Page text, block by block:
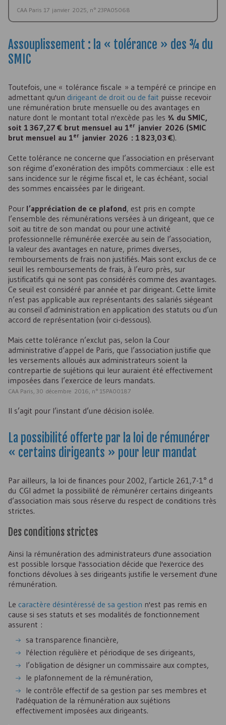
CAA Paris 17 janvier 2025, n° 23PA05068
Assouplissement : la « tolérance » des ¾ du
SMIC
Toutefois, une « tolérance fiscale » a tempéré ce principe en
admettant qu'un dirigeant de droit ou de fait puisse recevoir
une rémunération brute mensuelle ou des avantages en
nature dont le montant total n'excède pas les ¾ du SMIC,
soit 1 367,27 € brut mensuel au 1er janvier 2026 (SMIC
brut mensuel au 1er janvier 2026 : 1 823,03 €).
Cette tolérance ne concerne que l’association en préservant
son régime d’exonération des impôts commerciaux : elle est
sans incidence sur le régime fiscal et, le cas échéant, social
des sommes encaissées par le dirigeant.
Pour l’appréciation de ce plafond, est pris en compte
l’ensemble des rémunérations versées à un dirigeant, que ce
soit au titre de son mandat ou pour une activité
professionnelle rémunérée exercée au sein de l’association,
la valeur des avantages en nature, primes diverses,
remboursements de frais non justifiés. Mais sont exclus de ce
seuil les remboursements de frais, à l’euro près, sur
justificatifs qui ne sont pas considérés comme des avantages.
Ce seuil est considéré par année et par dirigeant. Cette limite
n’est pas applicable aux représentants des salariés siégeant
au conseil d’administration en application des statuts ou d’un
accord de représentation (voir ci-dessous).
Mais cette tolérance n’exclut pas, selon la Cour
administrative d’appel de Paris, que l’association justifie que
les versements alloués aux administrateurs soient la
contrepartie de sujétions qui leur auraient été effectivement
imposées dans l’exercice de leurs mandats.
CAA Paris, 30 décembre 2016, n° 15PA00187
Il s’agit pour l’instant d’une décision isolée.
La possibilité offerte par la loi de rémunérer
« certains dirigeants » pour leur mandat
Par ailleurs, la loi de finances pour 2002, l’article 261,7-1° d
du CGI admet la possibilité de rémunérer certains dirigeants
d’association mais sous réserve du respect de conditions très
strictes.
Des conditions strictes
Ainsi la rémunération des administrateurs d'une association
est possible lorsque l'association décide que l'exercice des
fonctions dévolues à ses dirigeants justifie le versement d'une
rémunération.
Le caractère désintéressé de sa gestion n'est pas remis en
cause si ses statuts et ses modalités de fonctionnement
assurent :
sa transparence financière,
l'élection régulière et périodique de ses dirigeants,
l’obligation de désigner un commissaire aux comptes,
le plafonnement de la rémunération,
le contrôle effectif de sa gestion par ses membres et
l'adéquation de la rémunération aux sujétions
effectivement imposées aux dirigeants.